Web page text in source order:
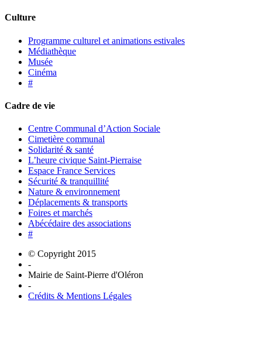
Culture
Programme culturel et animations estivales
Médiathèque
Musée
Cinéma
#
Cadre de vie
Centre Communal d’Action Sociale
Cimetière communal
Solidarité & santé
L’heure civique Saint-Pierraise
Espace France Services
Sécurité & tranquillité
Nature & environnement
Déplacements & transports
Foires et marchés
Abécédaire des associations
#
© Copyright 2015
-
Mairie de Saint-Pierre d'Oléron
-
Crédits & Mentions Légales